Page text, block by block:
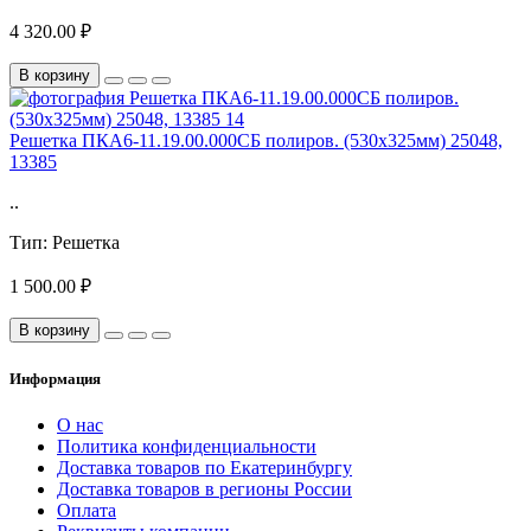
4 320.00 ₽
В корзину
Решетка ПКА6-11.19.00.000СБ полиров. (530х325мм) 25048,
13385
..
Тип: Решетка
1 500.00 ₽
В корзину
Информация
О нас
Политика конфиденциальности
Доставка товаров по Екатеринбургу
Доставка товаров в регионы России
Оплата